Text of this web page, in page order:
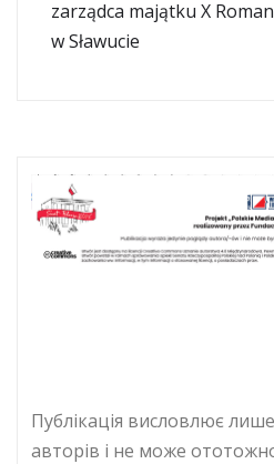
zarządca majątku X
w Sławucie
Публікація висловлює
авторів і не може